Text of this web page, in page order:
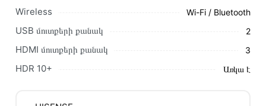
Մեր պրոֆեսիոնալ մենեջերները կմշակեն պատվերը և
պայմանները։ Նախքան առցանց պատվեր տեղադրելը,
խորհուրդ ենք տալիս կարդալ նկարագրությունը,
Wireless Wi-Fi / Bluetooth
USB մուտքերի քանակ 2
HDMI մուտքերի քանակ 3
HDR 10+ Առկա է